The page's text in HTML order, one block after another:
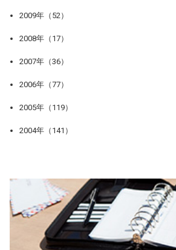
2009年（52）
2008年（17）
2007年（36）
2006年（77）
2005年（119）
2004年（141）